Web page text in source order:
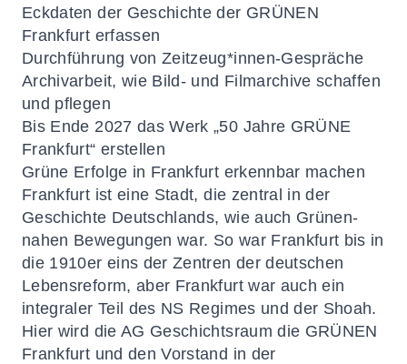
Eckdaten der Geschichte der GRÜNEN
Frankfurt erfassen
Durchführung von Zeitzeug*innen-Gespräche
Archivarbeit, wie Bild- und Filmarchive schaffen
und pflegen
Bis Ende 2027 das Werk „50 Jahre GRÜNE
Frankfurt“ erstellen
Grüne Erfolge in Frankfurt erkennbar machen
Frankfurt ist eine Stadt, die zentral in der
Geschichte Deutschlands, wie auch Grünen-
nahen Bewegungen war. So war Frankfurt bis in
die 1910er eins der Zentren der deutschen
Lebensreform, aber Frankfurt war auch ein
integraler Teil des NS Regimes und der Shoah.
Hier wird die AG Geschichtsraum die GRÜNEN
Frankfurt und den Vorstand in der